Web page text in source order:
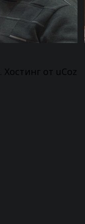
. Хостинг от uCoz